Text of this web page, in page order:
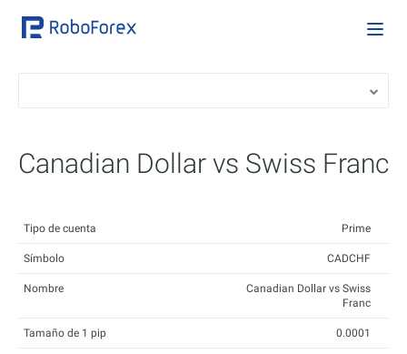
Canadian Dollar vs Swiss Franc
Tipo de cuenta Prime
Símbolo CADCHF
Nombre
Canadian Dollar vs Swiss
Franc
Tamaño de 1 pip 0.0001